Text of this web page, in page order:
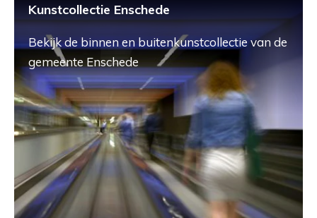
Kunstcollectie Enschede
Bekijk de binnen en buitenkunstcollectie van de
gemeente Enschede